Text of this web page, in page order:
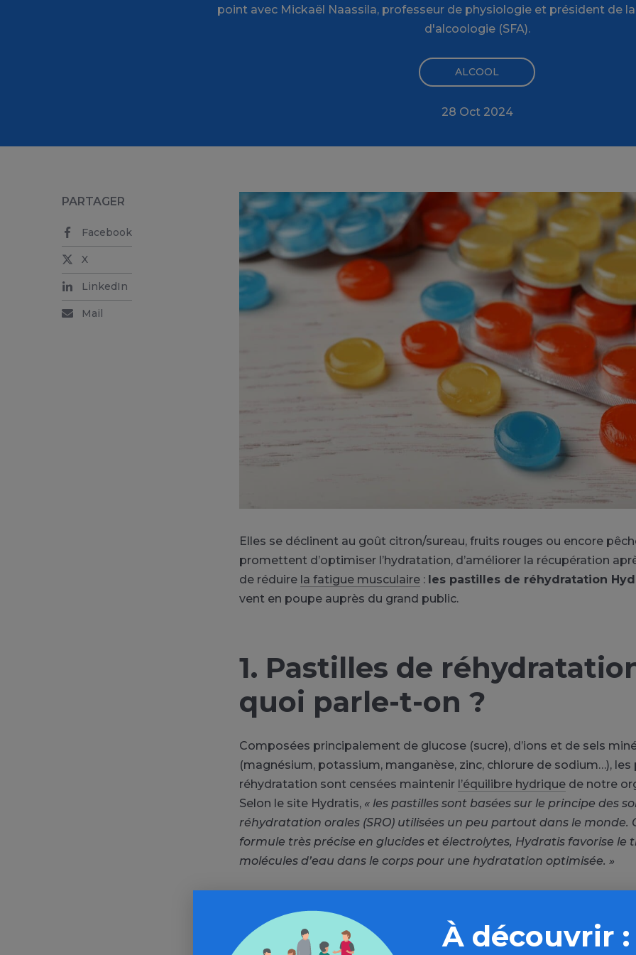
point avec Mickaël Naassila, professeur de physiologie et président de
d'alcoologie (SFA).
ALCOOL
28 Oct 2024
Elles se déclinent au goût citron/sureau, fruits rouges ou encore
promettent d’optimiser l’hydratation, d’améliorer la récupération
de réduire la fatigue musculaire : les pastilles de réhydratation
vent en poupe auprès du grand public.
1. Pastilles de
quoi parle-t-on ?
Composées principalement de glucose (sucre), d’ions et de sels
(magnésium, potassium, manganèse, zinc, chlorure de sodium…), les
réhydratation sont censées maintenir l’équilibre hydrique de notre
Selon le site Hydratis, « les pastilles sont basées sur le principe des
réhydratation orales (SRO) utilisées un peu partout dans le monde.
formule très précise en glucides et électrolytes, Hydratis favorise le
molécules d’eau dans le corps pour une hydratation optimisée. »
2. Dans quel cadre utiliser
PARTAGER
Facebook
X
LinkedIn
Mail
À découvrir :